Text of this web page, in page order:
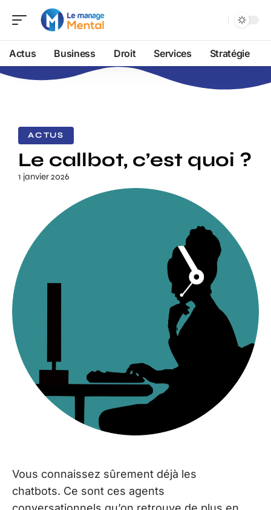
Actus Business Droit Services Stratégie
ACTUS
Le callbot, c’est quoi ?
1 janvier 2026
Vous connaissez sûrement déjà les
chatbots. Ce sont ces agents